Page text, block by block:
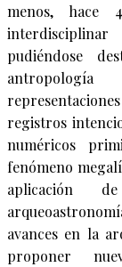
menos, hace
pudiéndose
registros
numéricos
fenómeno
aplicación
avances en la
proponer